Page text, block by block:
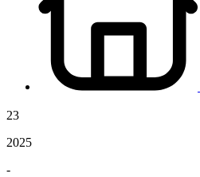
23
2025
-